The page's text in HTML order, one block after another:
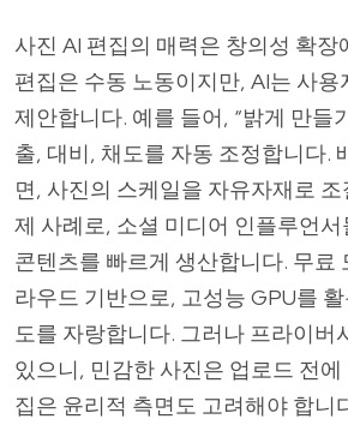
사진 AI 편집의 매력은 창의성 확장
편집은 수동 노동이지만, AI는 사용
제안합니다. 예를 들어, “밝게 만들
출, 대비, 채도를 자동 조정합니다.
면, 사진의 스케일을 자유자재로
제 사례로, 소셜 미디어 인플루언
콘텐츠를 빠르게 생산합니다. 무료
라우드 기반으로, 고성능 GPU를
도를 자랑합니다. 그러나 프라이버
있으니, 민감한 사진은 업로드 전에
집은 윤리적 측면도 고려해야 합니